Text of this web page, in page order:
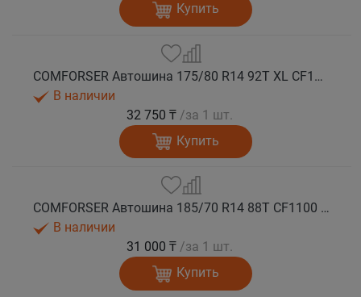
Купить
COMFORSER Автошина 175/80 R14 92T XL CF1100 RWL лето
В наличии
32 750 ₸ /за 1 шт.
Купить
COMFORSER Автошина 185/70 R14 88T CF1100 OWL лето
В наличии
31 000 ₸ /за 1 шт.
Купить